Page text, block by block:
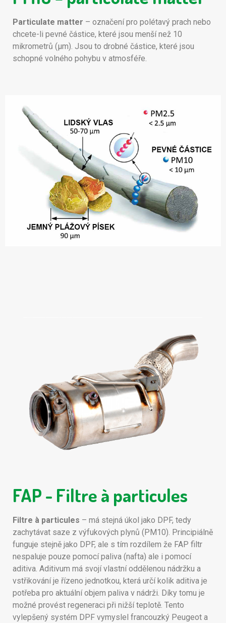
Particulate matter – označení pro polétavý prach nebo
chcete-li pevné částice, které jsou menší než 10
mikrometrů (μm). Jsou to drobné částice, které jsou
schopné volného pohybu v atmosféře.
FAP - Filtre à particules
Filtre à particules – má stejná úkol jako DPF, tedy
zachytávat saze z výfukových plynů (PM10). Principiálně
funguje stejně jako DPF, ale s tím rozdílem že FAP filtr
nespaluje pouze pomocí paliva (nafta) ale i pomocí
aditiva. Aditivum má svojí vlastní oddělenou nádržku a
vstřikování je řízeno jednotkou, která určí kolik aditiva je
potřeba pro aktuální objem paliva v nádrži. Díky tomu je
možné provést regeneraci při nižší teplotě. Tento
vylepšený systém DPF vymyslel francouzký Peugeot a